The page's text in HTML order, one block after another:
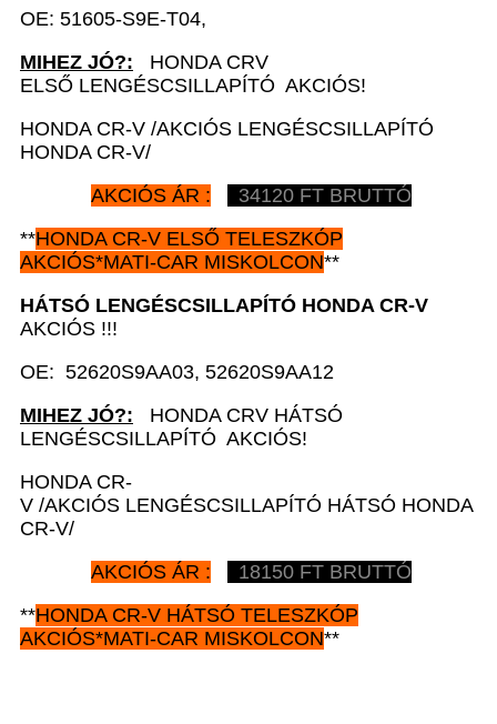
OE: 51605-S9E-T04,
MIHEZ JÓ?: HONDA CRV
ELSŐ LENGÉSCSILLAPÍTÓ AKCIÓS!
HONDA CR-V /AKCIÓS LENGÉSCSILLAPÍTÓ
HONDA CR-V/
AKCIÓS ÁR :
34120 FT BRUTTÓ
**HONDA CR-V ELSŐ TELESZKÓP
AKCIÓS*MATI-CAR MISKOLCON**
HÁTSÓ LENGÉSCSILLAPÍTÓ HONDA CR-V
AKCIÓS !!!
OE: 52620S9AA03, 52620S9AA12
MIHEZ JÓ?: HONDA CRV HÁTSÓ
LENGÉSCSILLAPÍTÓ AKCIÓS!
HONDA CR-
V /AKCIÓS LENGÉSCSILLAPÍTÓ HÁTSÓ HONDA
CR-V/
AKCIÓS ÁR :
18150 FT BRUTTÓ
**HONDA CR-V HÁTSÓ TELESZKÓP
AKCIÓS*MATI-CAR MISKOLCON**